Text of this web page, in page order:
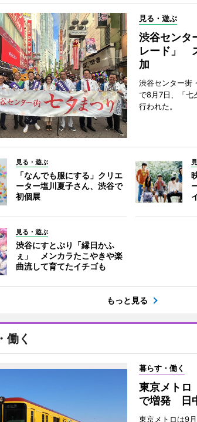
見る・遊ぶ
渋谷センタ
レード」
加
渋谷センター街
で8月7日、「七
行われた。
見る・遊ぶ
「なんでも服にする」クリエ
ーター塩川夏子さん、渋谷で
初個展
見る・遊ぶ
渋谷にすとぷり「縁日かふ
ぇ」 メンカラたこやきや楽
曲流して育てたイチゴも
もっと見る
働く
暮らす・働く
東京メトロ
で増発 日
東京メトロは9